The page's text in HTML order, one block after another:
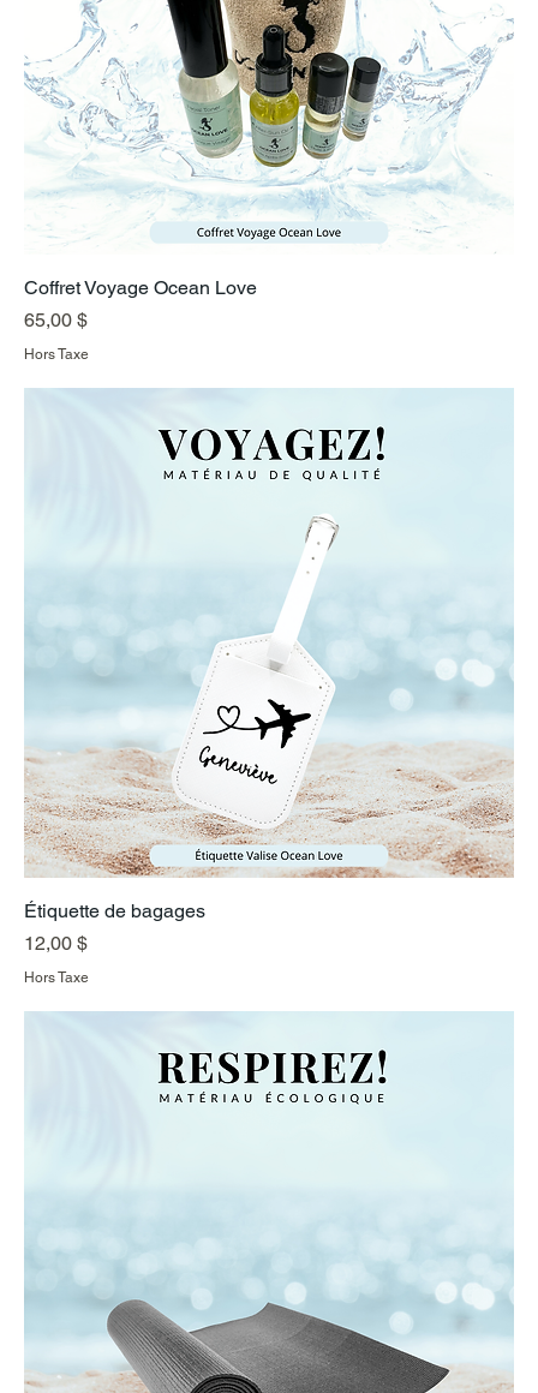
Coffret Voyage Ocean Love
Prix
65,00 $
Hors Taxe
Étiquette de bagages
Prix
12,00 $
Hors Taxe